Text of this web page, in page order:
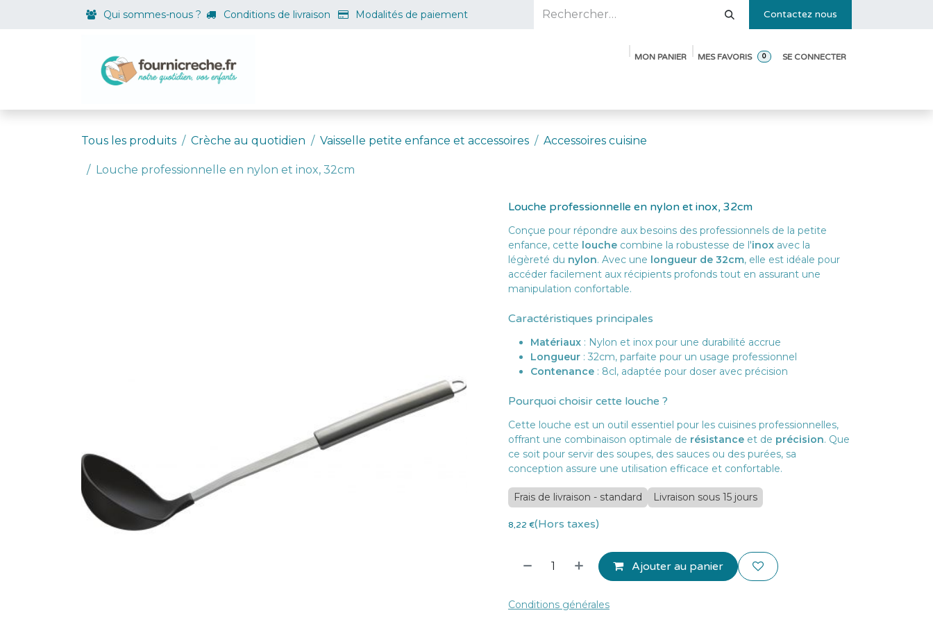
Se rendre au contenuQui sommes-nous ? Conditions de livraison Modalités de paiement Contactez nous
MON PANIER 0
MES FAVORIS SE CONNECTER
Tous les produits Crèche au quotidien Vaisselle petite enfance et accessoires Accessoires cuisine
Louche professionnelle en nylon et inox, 32cm
Louche professionnelle en nylon et inox, 32cm
Conçue pour répondre aux besoins des professionnels de la petite
enfance, cette louche combine la robustesse de l'inox avec la
légèreté du nylon. Avec une longueur de 32cm, elle est idéale pour
accéder facilement aux récipients profonds tout en assurant une
manipulation confortable.
Caractéristiques principales
Matériaux : Nylon et inox pour une durabilité accrue
Longueur : 32cm, parfaite pour un usage professionnel
Contenance : 8cl, adaptée pour doser avec précision
Pourquoi choisir cette louche ?
Cette louche est un outil essentiel pour les cuisines professionnelles,
offrant une combinaison optimale de résistance et de précision. Que
ce soit pour servir des soupes, des sauces ou des purées, sa
conception assure une utilisation efficace et confortable.
Frais de livraison - standard Livraison sous 15 jours
8,22 €(Hors taxes)
Ajouter au panier
Conditions générales